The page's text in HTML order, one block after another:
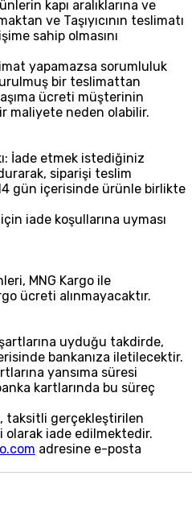
kapı aralıklarına ve
ve Taşıyıcının teslimatı
sahip olmasını
yapamazsa sorumluluk
bir teslimattan
ücreti müşterinin
maliyete neden olabilir.
İade etmek istediğiniz
siparişi teslim
gün içerisinde ürünle birlikte
iade koşullarına uyması
MNG Kargo ile
ücreti alınmayacaktır.
uyduğu takdirde,
bankanıza iletilecektir.
yansıma süresi
kartlarında bu süreç
taksitli gerçekleştirilen
olarak iade edilmektedir.
adresine e-posta